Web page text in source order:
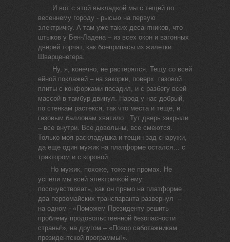
И вот с этой выкладкой мы с тещей по
весеннему городу - рысью на первую
электричку. А там уже таких десантников, что
штыков у Бен-Ладена – из всех окон и вагонных
дверей торчат, как боеприпасы из жилетки
Шварценегера.
Ну, я, конечно, не растерялся. Тещу со всей
ейной поклажей – на закорки, поверх газовой
плиты с конфорками посадил, и с разбегу всей
массой в тамбур двинул. Народ у нас добрый,
по стенкам растекся, так что места и теще, и
газовым баллонам хватило. Тут дверь закрыли
– все внутри. Все довольны, все смеются.
Только моя раскладушка и тещин зад снаружи,
да еще один мужик на платформе остался… с
трактором и с коровой.
Но мужик, похоже, тоже не промах. Не
успели мы всей электричкой ему
посочувствовать, как он прямо на платформе
два первомайских транспаранта развернул –
на одном - «Поможем Президенту решить
проблему продовольственной безопасности
страны!», на другом – «Позор саботажникам
президентской программы!».